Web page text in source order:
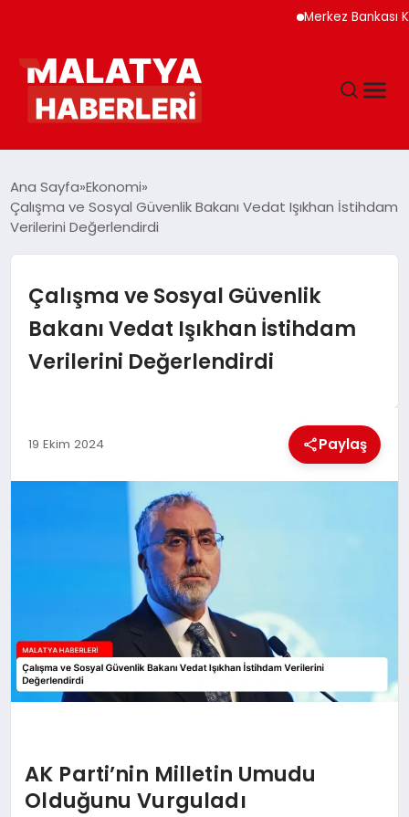
Merkez Bankası
GÜNDEM
DÜNYA
EĞITIM
MAGAZIN
TEKNOLOJI
Ana Sayfa Ekonomi
Çalışma ve Sosyal Güvenlik Bakanı Vedat Işıkhan İstihdam
Verilerini Değerlendirdi
Çalışma ve Sosyal Güvenlik
Bakanı Vedat Işıkhan İstihdam
Verilerini Değerlendirdi
19 Ekim 2024 Paylaş
AK Parti’nin Milletin Umudu
Olduğunu Vurguladı